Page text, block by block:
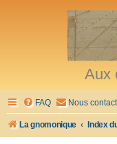
Aux
FAQ Nous
La gnomonique Index